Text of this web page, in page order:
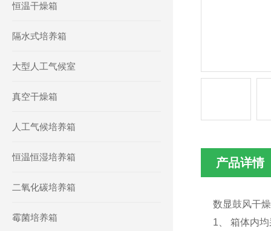
恒温干燥箱
隔水式培养箱
大型人工气候室
真空干燥箱
人工气候培养箱
恒温恒湿培养箱
二氧化碳培养箱
霉菌培养箱
产品详情
数显鼓风干
1、 箱体内